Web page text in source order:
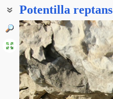
Potentilla reptans
Лапчатка стелющаяся